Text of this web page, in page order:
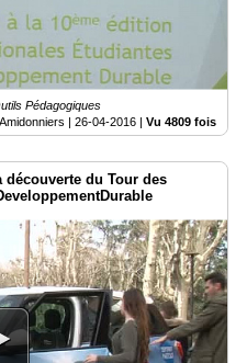
Pédagogiques
| 26-04-2016 | Vu 4809 fois
découverte du Tour des